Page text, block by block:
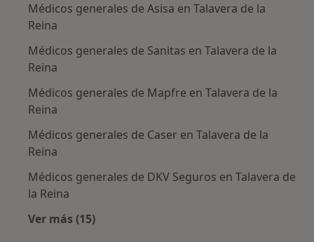
Médicos generales de Asisa en Talavera de la
Reina
Médicos generales de Sanitas en Talavera de la
Reina
Médicos generales de Mapfre en Talavera de la
Reina
Médicos generales de Caser en Talavera de la
Reina
Médicos generales de DKV Seguros en Talavera de
la Reina
Ver más (15)